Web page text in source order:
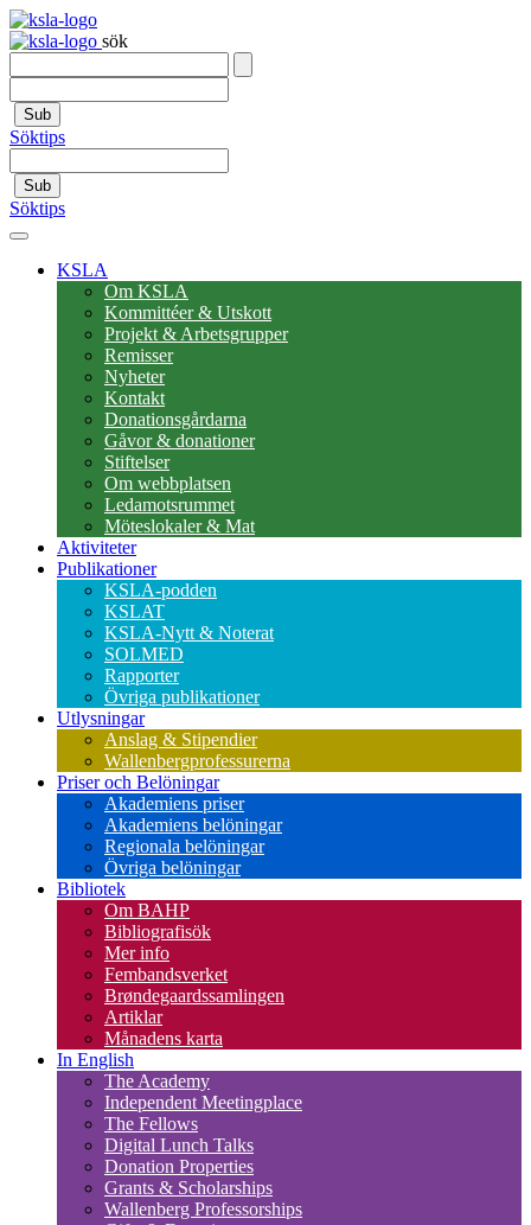
sök
Sub
Söktips
Sub
Söktips
KSLA
Om KSLA
Kommittéer & Utskott
Projekt & Arbetsgrupper
Remisser
Nyheter
Kontakt
Donationsgårdarna
Gåvor & donationer
Stiftelser
Om webbplatsen
Ledamotsrummet
Möteslokaler & Mat
Aktiviteter
Publikationer
KSLA-podden
KSLAT
KSLA-Nytt & Noterat
SOLMED
Rapporter
Övriga publikationer
Utlysningar
Anslag & Stipendier
Wallenbergprofessurerna
Priser och Belöningar
Akademiens priser
Akademiens belöningar
Regionala belöningar
Övriga belöningar
Bibliotek
Om BAHP
Bibliografisök
Mer info
Fembandsverket
Brøndegaardssamlingen
Artiklar
Månadens karta
In English
The Academy
Independent Meetingplace
The Fellows
Digital Lunch Talks
Donation Properties
Grants & Scholarships
Wallenberg Professorships